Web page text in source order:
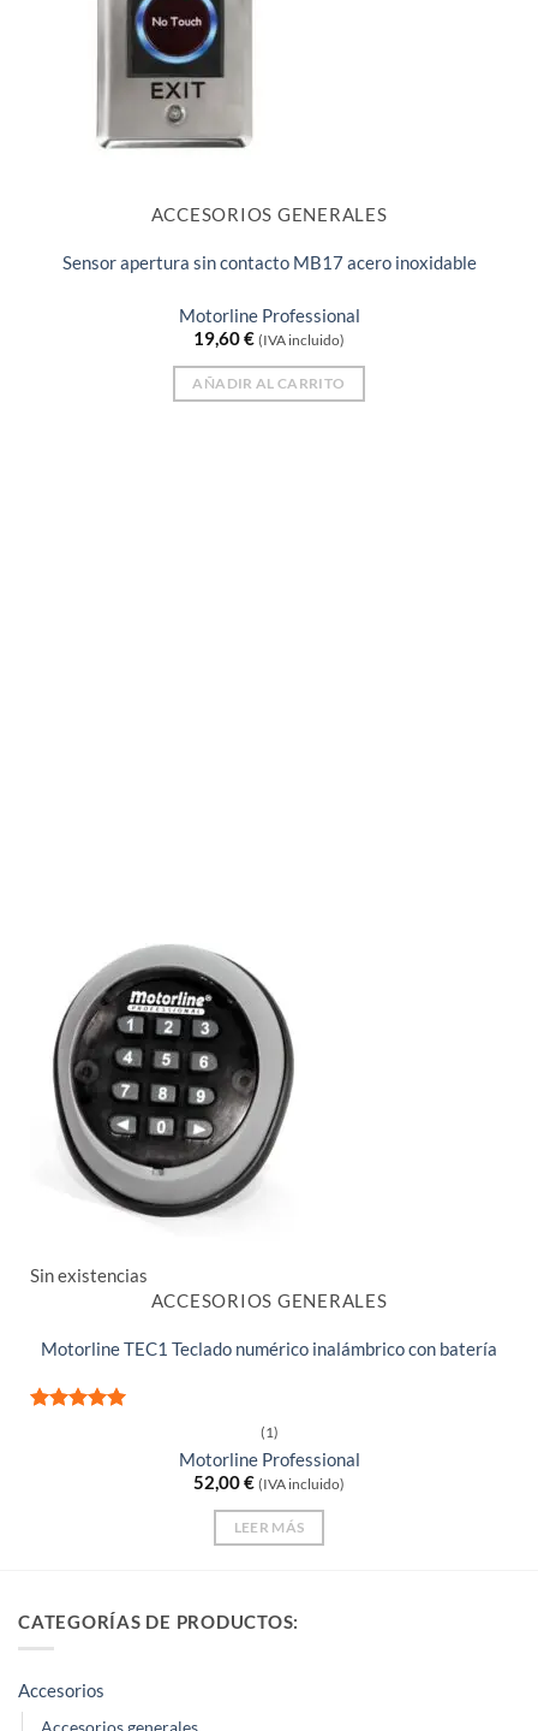
ACCESORIOS GENERALES
Sensor apertura sin contacto MB17 acero inoxidable
Motorline Professional
19,60€ (IVA incluido)
AÑADIR AL CARRITO
Sin existencias
ACCESORIOS GENERALES
Motorline TEC1 Teclado numérico inalámbrico con batería
(1)
Motorline Professional
52,00€ (IVA incluido)
LEER MÁS
CATEGORÍAS DE PRODUCTOS:
Accesorios